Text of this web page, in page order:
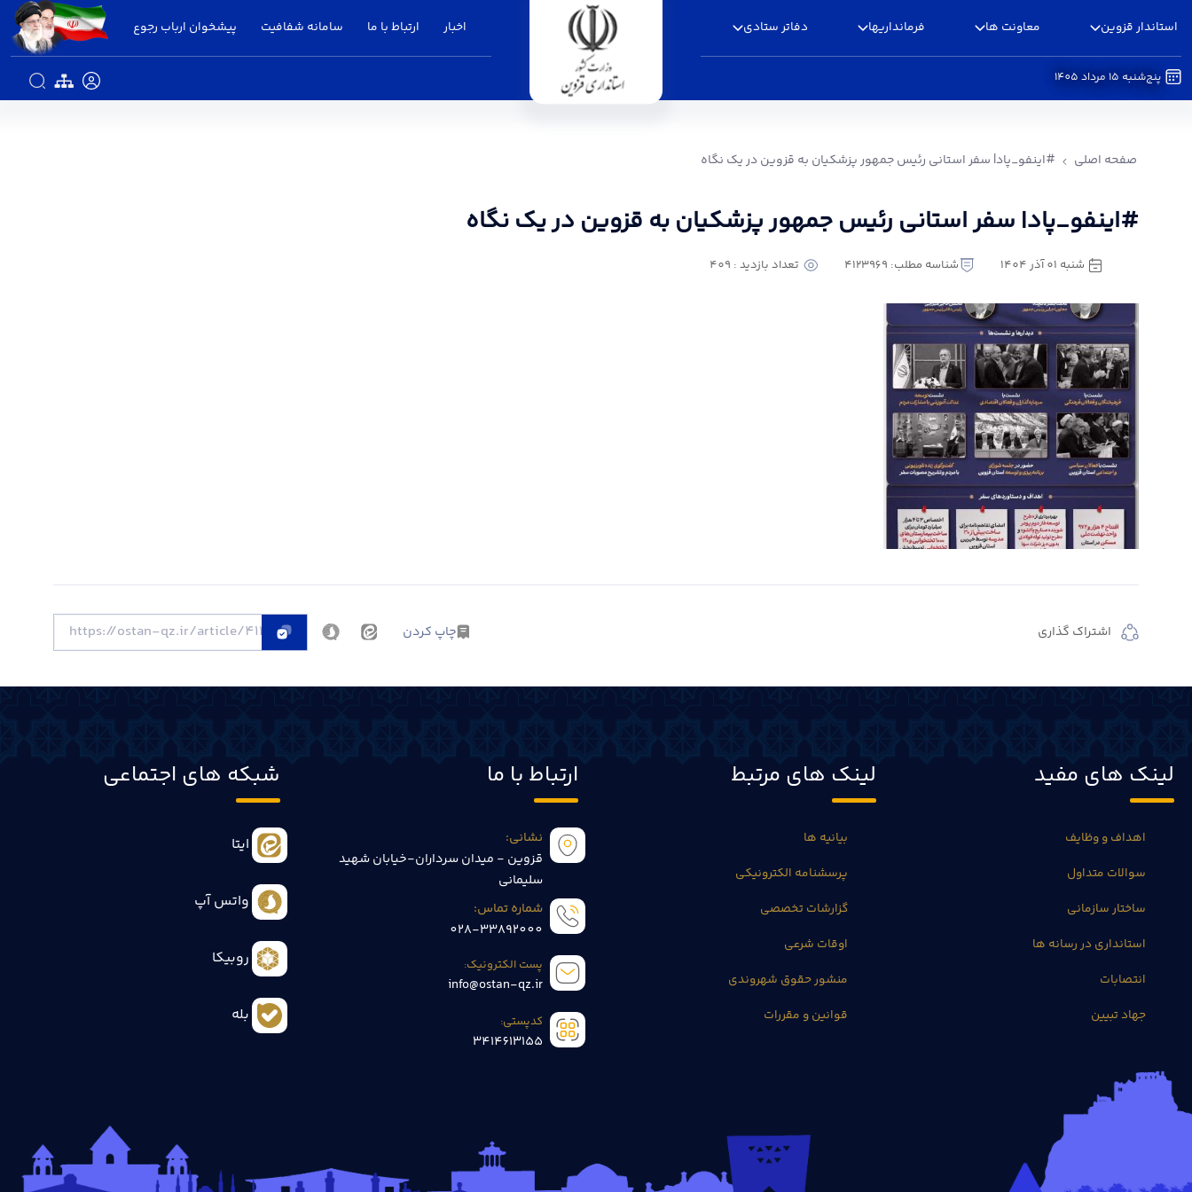
استاندار قزوین معاونت ها فرمانداریها دفاتر ستادی اخبار ارتباط با ما سامانه شفافیت پیشخوان ارباب رجوع
پنج‌شنبه 15 مرداد 1405
صفحه اصلی #اینفو_پاد| سفر استانی رئیس جمهور پزشکیان به قزوین در یک نگاه
#اینفو_پاد| سفر استانی رئیس جمهور پزشکیان به قزوین در یک نگاه
شنبه 01 آذر 1404 شناسه مطلب: 4123969 تعداد بازدید : 409
اشتراک گذاری چاپ کردن
لینک های مفید
اهداف و وظایف
سوالات متداول
ساختار سازمانی
استانداری در رسانه ها
انتصابات
جهاد تبیین
لینک های مرتبط
بیانیه ها
پرسشنامه الکترونیکی
گزارشات تخصصی
اوقات شرعی
منشور حقوق شهروندی
قوانین و مقررات
ارتباط با ما
نشانی:
قزوین - میدان سرداران-خیابان شهید
سلیمانی
شماره تماس:
028-33892000
پست الکترونیک:
info@ostan-qz.ir
کدپستی:
3414613155
شبکه های اجتماعی
ایتا
واتس آپ
روبیکا
بله